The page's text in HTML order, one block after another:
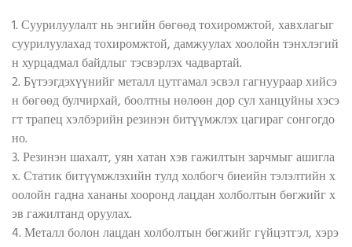
1. Суурилуулалт нь энгийн бөгөөд тохиромжтой, хавхлагыг
суурилуулахад тохиромжтой, дамжуулах хоолойн тэнхлэгий
н хурцадмал байдлыг тэсвэрлэх чадвартай.
2. Бүтээгдэхүүнийг металл цутгамал эсвэл гагнуураар хийсэ
н бөгөөд булчирхай, боолтны нөлөөн дор сул ханцуйны хэсэ
гт трапец хэлбэрийн резинэн битүүмжлэх цагираг сонгогдо
но.
3. Резинэн шахалт, уян хатан хэв гажилтын зарчмыг ашигла
х. Статик битүүмжлэхийн тулд холбогч биеийн тэлэлтийн х
оолойн гадна хананы хооронд лацдан холболтын бөгжийг х
эв гажилтанд оруулах.
4. Металл болон лацдан холболтын бөгжийг гүйцэтгэл, хэрэ